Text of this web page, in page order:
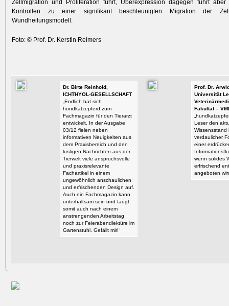
Zellmigration und Proliferation führt, Überexpression dagegen führt
Kontrollen zu einer signifikant beschleunigten Migration der
Wundheilungsmodell.
Foto: © Prof. Dr. Kerstin Reimers
Dr. Birte Reinhold,
ICHTHYOL-GESELLSCHAFT
„Endlich hat sich
hundkatzepferd zum
Fachmagazin für den Tierarzt
entwickelt. In der Ausgabe
03/12 fielen neben
informativen Neuigkeiten aus
dem Praxisbereich und den
lustigen Nachrichten aus der
Tierwelt viele anspruchsvolle
und praxisrelevante
Fachartikel in einem
ungewöhnlich anschaulichen
und erfrischenden Design auf.
Auch ein Fachmagazin kann
unterhaltsam sein und taugt
somit auch nach einem
anstrengenden Arbeitstag
noch zur Feierabendlektüre im
Gartenstuhl. Gefällt mir!“
Prof. Dr.
Universität
Fakultät –
Leser den
Wissensstand
verdaulicher
einer
wenn solides
erfrischend
angeboten